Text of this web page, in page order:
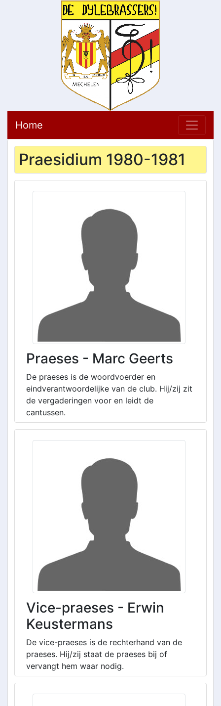
Home
Praesidium 1980-1981
Praeses - Marc Geerts
De praeses is de woordvoerder en
eindverantwoordelijke van de club. Hij/zij zit
de vergaderingen voor en leidt de
cantussen.
Vice-praeses - Erwin
Keustermans
De vice-praeses is de rechterhand van de
praeses. Hij/zij staat de praeses bij of
vervangt hem waar nodig.